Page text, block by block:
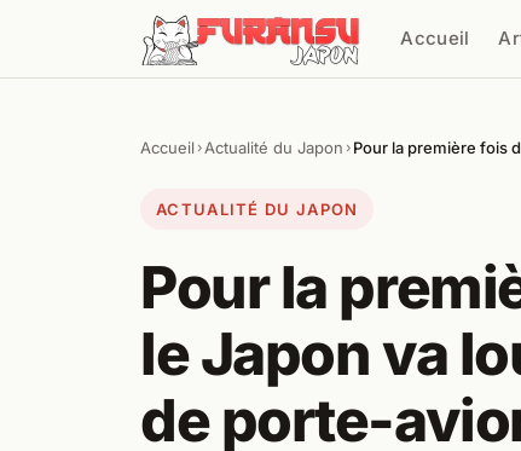
Aller au contenu
Accueil
Accueil › Actualité du Japon › Pour la première fois
ACTUALITÉ DU JAPON
Pour la
le Japon va
de porte-